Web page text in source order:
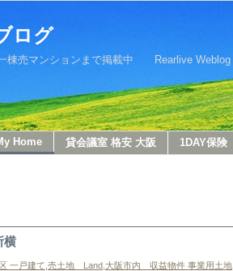
ログ
棟売マンションまで掲載中 Rearlive Weblog
Home 貸会議室 格安 大阪 1DAY保険
横
一戸建て 売土地 Land 大阪市内 収益物件 事業用土地